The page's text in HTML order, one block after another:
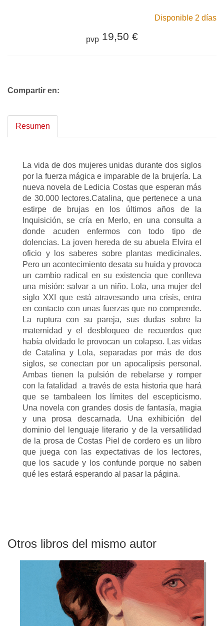
Disponible 2 días
pvp 19,50 €
Compartir en:
Resumen
La vida de dos mujeres unidas durante dos siglos
por la fuerza mágica e imparable de la brujería. La
nueva novela de Ledicia Costas que esperan más
de 30.000 lectores.Catalina, que pertenece a una
estirpe de brujas en los últimos años de la
Inquisición, se cría en Merlo, en una consulta a
donde acuden enfermos con todo tipo de
dolencias. La joven hereda de su abuela Elvira el
oficio y los saberes sobre plantas medicinales.
Pero un acontecimiento desata su huida y provoca
un cambio radical en su existencia que conlleva
una misión: salvar a un niño. Lola, una mujer del
siglo XXI que está atravesando una crisis, entra
en contacto con unas fuerzas que no comprende.
La ruptura con su pareja, sus dudas sobre la
maternidad y el desbloqueo de recuerdos que
había olvidado le provocan un colapso. Las vidas
de Catalina y Lola, separadas por más de dos
siglos, se conectan por un apocalipsis personal.
Ambas tienen la pulsión de rebelarse y romper
con la fatalidad a través de esta historia que hará
que se tambaleen los límites del escepticismo.
Una novela con grandes dosis de fantasía, magia
y una prosa descarnada. Una exhibición del
dominio del lenguaje literario y de la versatilidad
de la prosa de Costas Piel de cordero es un libro
que juega con las expectativas de los lectores,
que los sacude y los confunde porque no saben
qué les estará esperando al pasar la página.
Otros libros del mismo autor